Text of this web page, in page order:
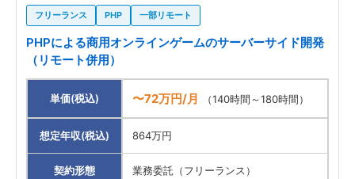
フリーランス PHP 一部リモート
PHPによる商用オンラインゲームのサーバーサイド開発
（リモート併用）
単価(税込) 〜72万円/月 （140時間～180時間）
想定年収(税込) 864万円
契約形態 業務委託（フリーランス）